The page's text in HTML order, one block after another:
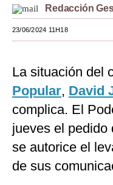
Moda
Estilos
Mundo
EEUU
México
España
Internacional
Redacción
23/06/2024 11H18
La situación del
Popular, David
complica. El
jueves el pedido
se autorice el
de sus